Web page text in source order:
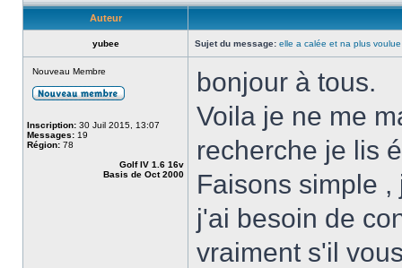
Auteur
yubee Sujet du message: elle a calée et na plus
Nouveau Membre
Inscription: 30 Juil 2015, 13:07
Messages: 19
Région: 78
Golf IV 1.6 16v
Basis de Oct 2000
bonjour à tous.
Voila je ne me
recherche je lis
Faisons simple ,
j'ai besoin de
vraiment s'il